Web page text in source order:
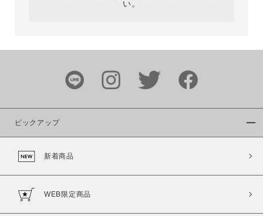
カラー
い。
ピックアップ
新着商品
WEB限定商品